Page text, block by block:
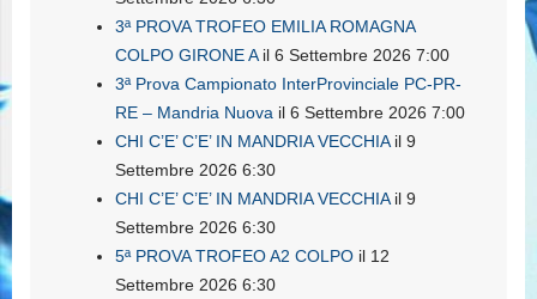
3ª PROVA TROFEO EMILIA ROMAGNA
COLPO GIRONE Ail 6 Settembre 2026 7:00
3ª Prova Campionato InterProvinciale PC-PR-
RE – Mandria Nuova il 6 Settembre 2026 7:00
CHI C’E’ C’E’ IN MANDRIA VECCHIAil 9
Settembre 2026 6:30
CHI C’E’ C’E’ IN MANDRIA VECCHIAil 9
Settembre 2026 6:30
5ª PROVA TROFEO A2 COLPO il 12
Settembre 2026 6:30